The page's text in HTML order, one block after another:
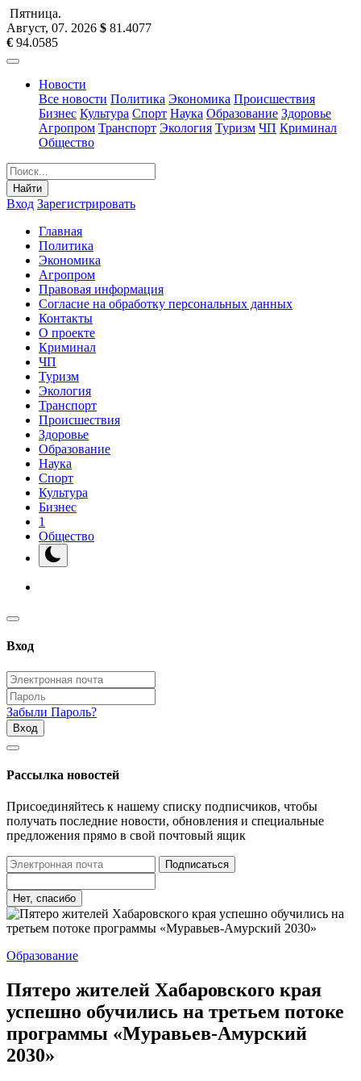
Пятница.
Август, 07. 2026 $ 81.4077
€ 94.0585
Новости
Все новости Политика Экономика Происшествия
Бизнес Культура Спорт Наука Образование Здоровье
Агропром Транспорт Экология Туризм ЧП Криминал
Общество
Найти
Вход Зарегистрировать
Главная
Политика
Экономика
Агропром
Правовая информация
Согласие на обработку персональных данных
Контакты
О проекте
Криминал
ЧП
Туризм
Экология
Транспорт
Происшествия
Здоровье
Образование
Наука
Спорт
Культура
Бизнес
1
Общество
Вход
Забыли Пароль?
Вход
Рассылка новостей
Присоединяйтесь к нашему списку подписчиков, чтобы
получать последние новости, обновления и специальные
предложения прямо в свой почтовый ящик
Подписаться
Нет, спасибо
Образование
Пятеро жителей Хабаровского края
успешно обучились на третьем потоке
программы «Муравьев-Амурский
2030»